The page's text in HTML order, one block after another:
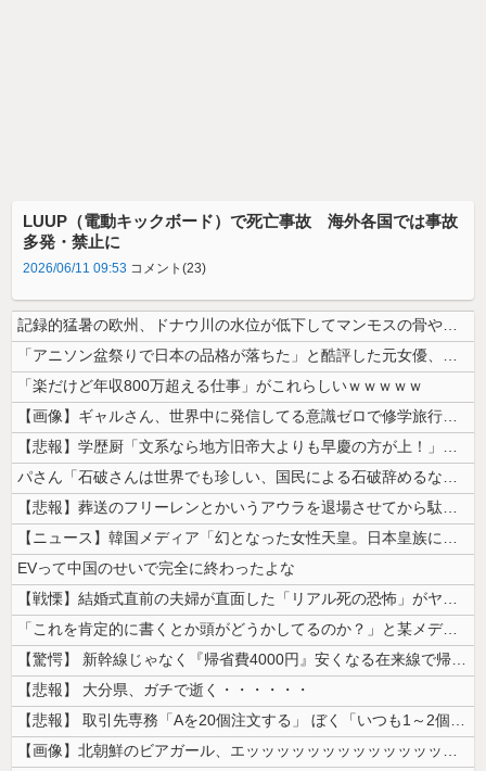
LUUP（電動キックボード）で死亡事故 海外各国では事故
多発・禁止に
2026/06/11 09:53 コメント(23)
記録的猛暑の欧州、ドナウ川の水位が低下してマンモスの骨や沈没したドイツ...
「アニソン盆祭りで日本の品格が落ちた」と酷評した元女優、「あんたが品格...
「楽だけど年収800万超える仕事」がこれらしいｗｗｗｗｗ
【画像】ギャルさん、世界中に発信してる意識ゼロで修学旅行の宿をSNS公...
【悲報】学歴厨「文系なら地方旧帝大よりも早慶の方が上！」←これｗｗｗｗ
パさん「石破さんは世界でも珍しい、国民による石破辞めるなデモが自然発生...
【悲報】葬送のフリーレンとかいうアウラを退場させてから駄作になった作品...
【ニュース】韓国メディア「幻となった女性天皇。日本皇族に韓半島の男の血...
EVって中国のせいで完全に終わったよな
【戦慄】結婚式直前の夫婦が直面した「リアル死の恐怖」がヤバすぎる・・・...
「これを肯定的に書くとか頭がどうかしてるのか？」と某メディアの焚書称賛...
【驚愕】 新幹線じゃなく『帰省費4000円』安くなる在来線で帰省した結...
【悲報】 大分県、ガチで逝く・・・・・・
【悲報】 取引先専務「Aを20個注文する」 ぼく「いつも1～2個しか使...
【画像】北朝鮮のビアガール、エッッッッッッッッッッッッッッッッッ！